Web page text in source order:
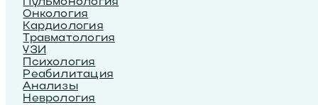
Онкология
Кардиология
Травматология
УЗИ
Психология
Реабилитация
Анализы
Неврология